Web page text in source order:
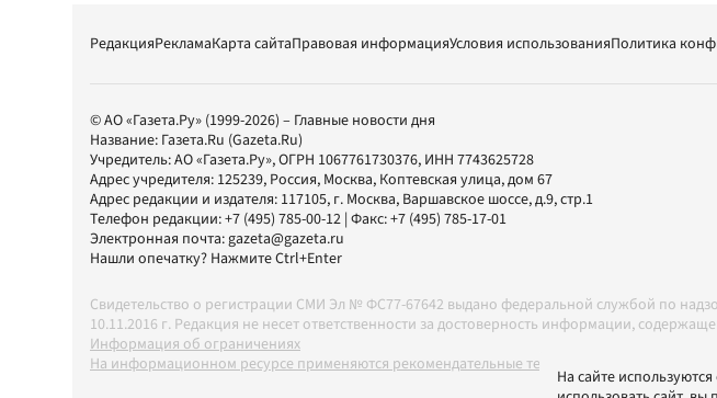
РедакцияРекламаКарта сайтаПравовая информацияУсловия использованияПолитика
© АО «Газета.Ру» (1999-2026) – Главные новости дня
Название: Газета.Ru (Gazeta.Ru)
Учредитель:АО «Газета.Ру», ОГРН 1067761730376, ИНН 7743625728
Адрес учредителя: 125239, Россия, Москва, Коптевская улица, дом 67
Адрес редакции и издателя: 117105, г. Москва, Варшавское шоссе, д.9, стр.1
Телефон редакции:+7 (495) 785-00-12 | Факс:+7 (495) 785-17-01
Электронная почта:gazeta@gazeta.ru
Нашли опечатку? Нажмите Ctrl+Enter
Свидетельство о регистрации СМИ Эл № ФС77-67642 выдано федеральной службой по
10.11.2016 г. Редакция не несет ответственности за достоверность информации,
Информация об ограничениях
На информационном ресурсе применяются рекомендательные технологии в соответствии
На сайте